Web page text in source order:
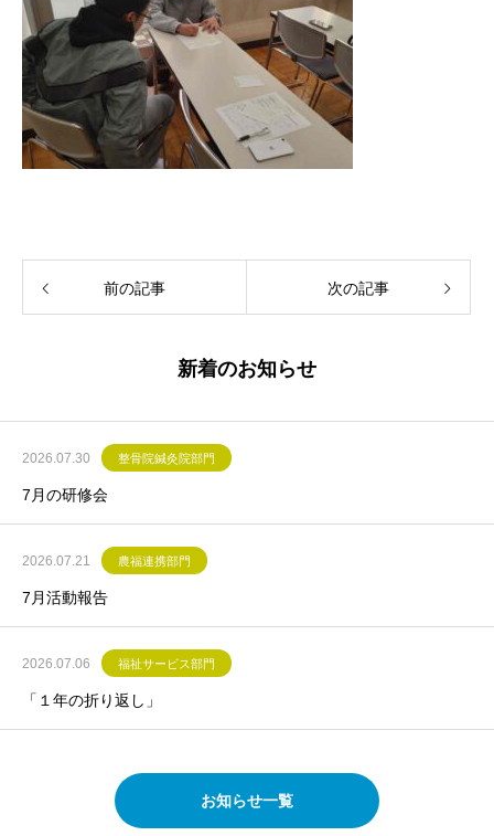
前の記事 次の記事
新着のお知らせ
2026.07.30 整骨院鍼灸院部門
7月の研修会
2026.07.21 農福連携部門
7月活動報告
2026.07.06 福祉サービス部門
「１年の折り返し」
お知らせ一覧